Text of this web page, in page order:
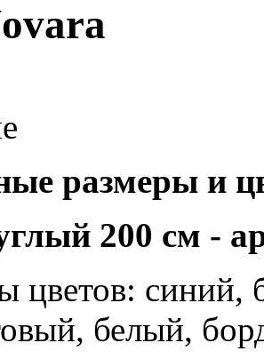
размеры и
200 см -
цветов: синий,
белый,